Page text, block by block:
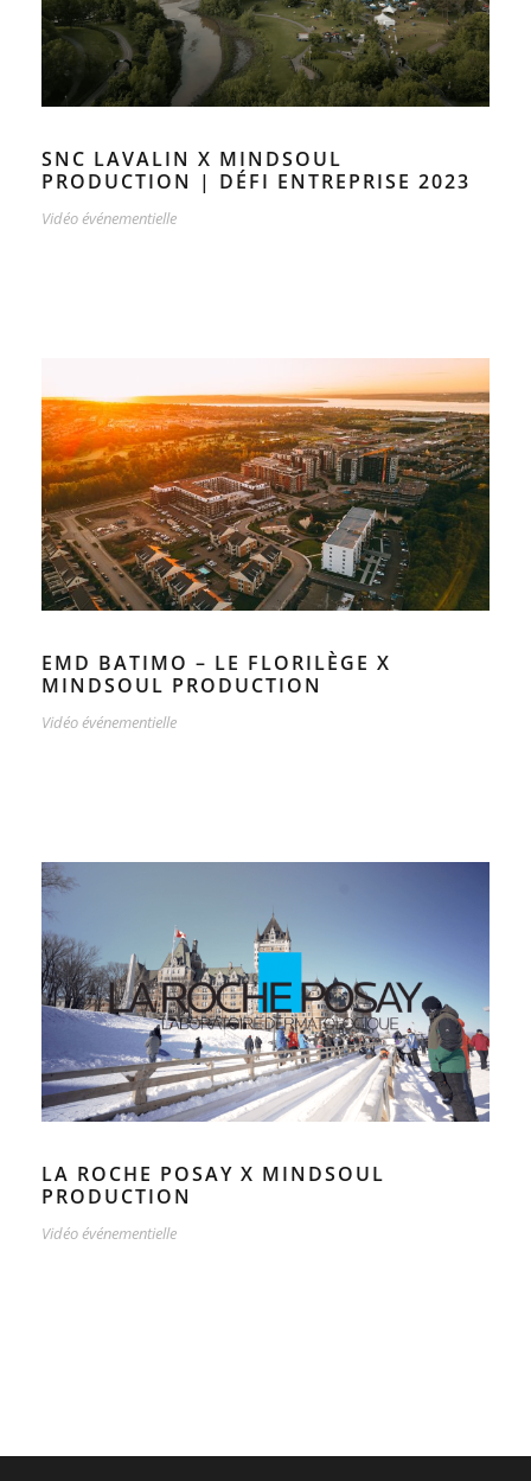
SNC LAVALIN X MINDSOUL
PRODUCTION | DÉFI ENTREPRISE 2023
Vidéo événementielle
EMD BATIMO – LE FLORILÈGE X
MINDSOUL PRODUCTION
Vidéo événementielle
LA ROCHE POSAY X MINDSOUL
PRODUCTION
Vidéo événementielle